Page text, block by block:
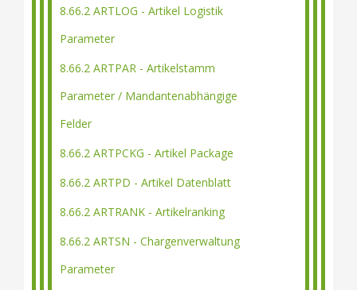
8.66.2 ARTLOG - Artikel Logistik
Parameter
8.66.2 ARTPAR - Artikelstamm
Parameter / Mandantenabhängige
Felder
8.66.2 ARTPCKG - Artikel Package
8.66.2 ARTPD - Artikel Datenblatt
8.66.2 ARTRANK - Artikelranking
8.66.2 ARTSN - Chargenverwaltung
Parameter